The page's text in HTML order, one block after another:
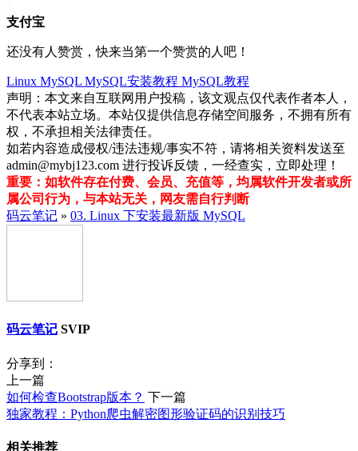
支付宝
还没有人赞赏，快来当第一个赞赏的人吧！
Linux MySQL MySQL安装教程 MySQL教程
声明：本文来自互联网用户投稿，该文观点仅代表作者本人，
不代表本站立场。本站仅提供信息存储空间服务，不拥有所有
权，不承担相关法律责任。
如若内容造成侵权/违法违规/事实不符，请将相关资料发送至
admin@mybj123.com 进行投诉反馈，一经查实，立即处理！
重要：如软件存在付费、会员、充值等，均属软件开发者或所
属公司行为，与本站无关，网友需自行判断
码云笔记 » 03. Linux 下安装最新版 MySQL
码云笔记 SVIP
分享到：
上一篇
如何检查Bootstrap版本？ 下一篇
独家教程：Python爬虫解密图形验证码的识别技巧
相关推荐